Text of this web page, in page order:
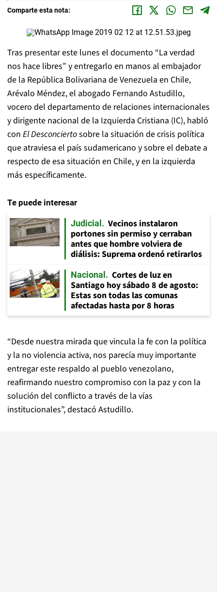
Comparte esta nota:
Tras presentar este lunes el documento “La verdad
nos hace libres” y entregarlo en manos al embajador
de la República Bolivariana de Venezuela en Chile,
Arévalo Méndez, el abogado Fernando Astudillo,
vocero del departamento de relaciones internacionales
y dirigente nacional de la Izquierda Cristiana (IC), habló
con El Desconciertosobre la situación de crisis política
que atraviesa el país sudamericano y sobre el debate a
respecto de esa situación en Chile, y en la izquierda
más específicamente.
Te puede interesar
Judicial
Vecinos instalaron
portones sin permiso y cerraban
antes que hombre volviera de
diálisis: Suprema ordenó retirarlos
Nacional
Cortes de luz en
Santiago hoy sábado 8 de agosto:
Estas son todas las comunas
afectadas hasta por 8 horas
“Desde nuestra mirada que vincula la fe con la política
y la no violencia activa, nos parecía muy importante
entregar este respaldo al pueblo venezolano,
reafirmando nuestro compromiso con la paz y con la
solución del conflicto a través de la vías
institucionales”, destacó Astudillo.